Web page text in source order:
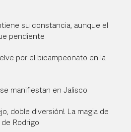
su constancia, aunque el
pendiente
por el bicampeonato en la
se manifiestan en Jalisco
doble diversión! La magia de
de Rodrigo